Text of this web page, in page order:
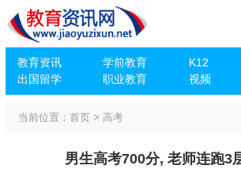
教育资讯 学前教育 K12
出国留学
职业教育 视频
当前位置： 首页> 高考
男生高考700分, 老师连跑3